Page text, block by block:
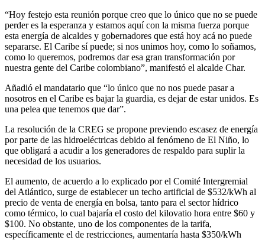
“Hoy festejo esta reunión porque creo que lo único que no se puede
perder es la esperanza y estamos aquí con la misma fuerza porque
esta energía de alcaldes y gobernadores que está hoy acá no puede
separarse. El Caribe sí puede; si nos unimos hoy, como lo soñamos,
como lo queremos, podremos dar esa gran transformación por
nuestra gente del Caribe colombiano”, manifestó el alcalde Char.
Añadió el mandatario que “lo único que no nos puede pasar a
nosotros en el Caribe es bajar la guardia, es dejar de estar unidos. Es
una pelea que tenemos que dar”.
La resolución de la CREG se propone previendo escasez de energía
por parte de las hidroeléctricas debido al fenómeno de El Niño, lo
que obligará a acudir a los generadores de respaldo para suplir la
necesidad de los usuarios.
El aumento, de acuerdo a lo explicado por el Comité Intergremial
del Atlántico, surge de establecer un techo artificial de $532/kWh al
precio de venta de energía en bolsa, tanto para el sector hídrico
como térmico, lo cual bajaría el costo del kilovatio hora entre $60 y
$100. No obstante, uno de los componentes de la tarifa,
específicamente el de restricciones, aumentaría hasta $350/kWh